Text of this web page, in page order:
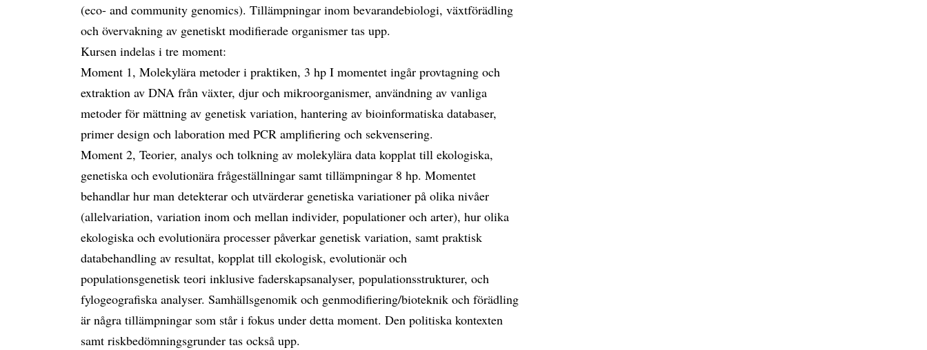
(eco- and community genomics). Tillämpningar inom bevarandebiologi, växtförädling
och övervakning av genetiskt modifierade organismer tas upp.
Kursen indelas i tre moment:
Moment 1, Molekylära metoder i praktiken, 3 hp I momentet ingår provtagning och
extraktion av DNA från växter, djur och mikroorganismer, användning av vanliga
metoder för mättning av genetisk variation, hantering av bioinformatiska databaser,
primer design och laboration med PCR amplifiering och sekvensering.
Moment 2, Teorier, analys och tolkning av molekylära data kopplat till ekologiska,
genetiska och evolutionära frågeställningar samt tillämpningar 8 hp. Momentet
behandlar hur man detekterar och utvärderar genetiska variationer på olika nivåer
(allelvariation, variation inom och mellan individer, populationer och arter), hur olika
ekologiska och evolutionära processer påverkar genetisk variation, samt praktisk
databehandling av resultat, kopplat till ekologisk, evolutionär och
populationsgenetisk teori inklusive faderskapsanalyser, populationsstrukturer, och
fylogeografiska analyser. Samhällsgenomik och genmodifiering/bioteknik och förädling
är några tillämpningar som står i fokus under detta moment. Den politiska kontexten
samt riskbedömningsgrunder tas också upp.